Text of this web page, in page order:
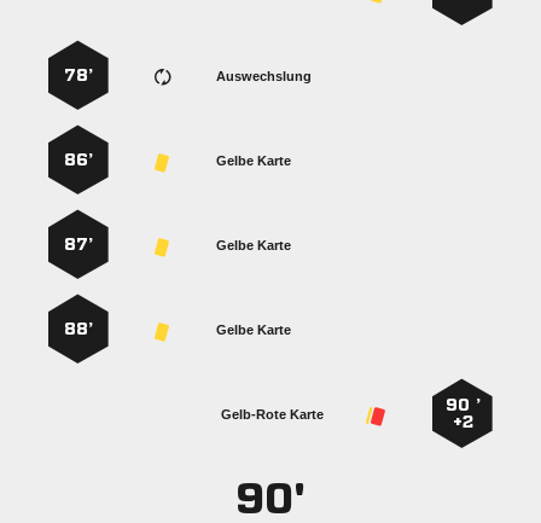
Auswechslung
78’
Gelbe Karte
86’
Gelbe Karte
87’
Gelbe Karte
88’
90 ’
+2
Gelb-Rote Karte
90'